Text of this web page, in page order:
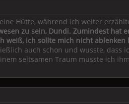
Hütte, während ich weiter
zu sein, Dundi. Zumindest hat
weiß, ich sollte mich nicht ablenken
auch schon und wusste, dass
seltsamen Traum musste ich